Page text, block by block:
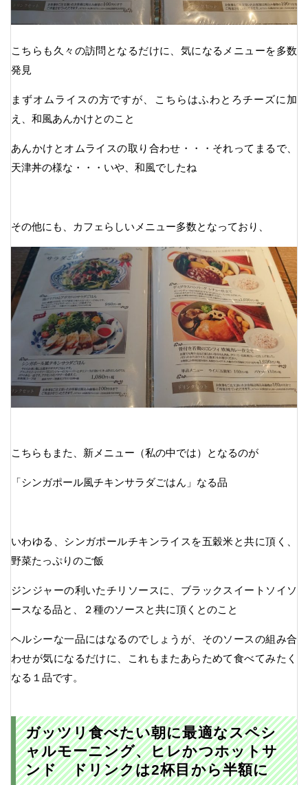
こちらも久々の訪問となるだけに、気になるメニューを多数
発見
まずオムライスの方ですが、こちらはふわとろチーズに加
え、和風あんかけとのこと
あんかけとオムライスの取り合わせ・・・それってまるで、
天津丼の様な・・・いや、和風でしたね
その他にも、カフェらしいメニュー多数となっており、
こちらもまた、新メニュー（私の中では）となるのが
「シンガポール風チキンサラダごはん」なる品
いわゆる、シンガポールチキンライスを五穀米と共に頂く、
野菜たっぷりのご飯
ジンジャーの利いたチリソースに、ブラックスイートソイソ
ースなる品と、２種のソースと共に頂くとのこと
ヘルシーな一品にはなるのでしょうが、そのソースの組み合
わせが気になるだけに、これもまたあらためて食べてみたく
なる１品です。
ガッツリ食べたい朝に最適なスペシ
ャルモーニング、ヒレかつホットサ
ンド ドリンクは2杯目から半額に